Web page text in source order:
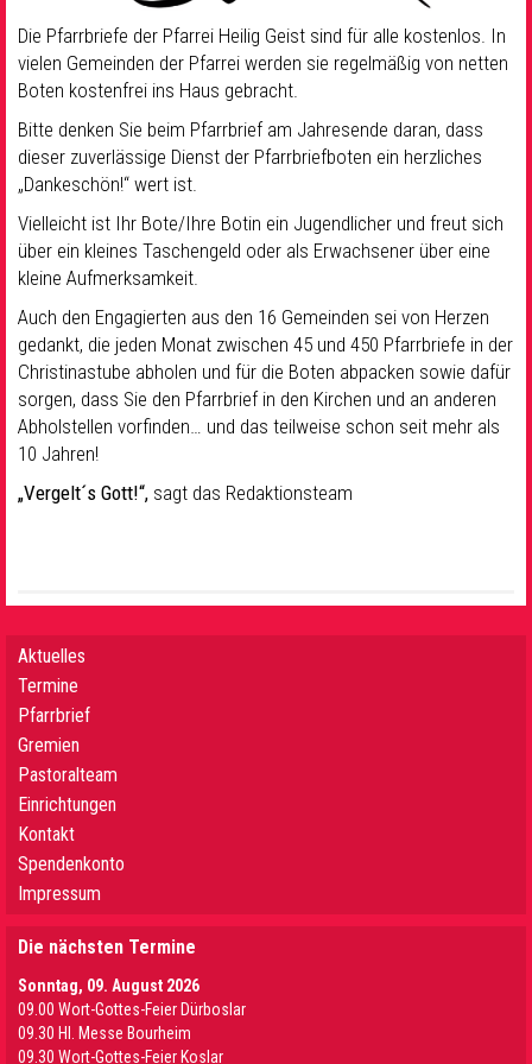
Die Pfarrbriefe der Pfarrei Heilig Geist sind für alle kostenlos. In
vielen Gemeinden der Pfarrei werden sie regelmäßig von netten
Boten kostenfrei ins Haus gebracht.
Bitte denken Sie beim Pfarrbrief am Jahresende daran, dass
dieser zuverlässige Dienst der Pfarrbriefboten ein herzliches
„Dankeschön!“ wert ist.
Vielleicht ist Ihr Bote/Ihre Botin ein Jugendlicher und freut sich
über ein kleines Taschengeld oder als Erwachsener über eine
kleine Aufmerksamkeit.
Auch den Engagierten aus den 16 Gemeinden sei von Herzen
gedankt, die jeden Monat zwischen 45 und 450 Pfarrbriefe in der
Christinastube abholen und für die Boten abpacken sowie dafür
sorgen, dass Sie den Pfarrbrief in den Kirchen und an anderen
Abholstellen vorfinden… und das teilweise schon seit mehr als
10 Jahren!
„Vergelt´s Gott!“, sagt das Redaktionsteam
Aktuelles
Termine
Pfarrbrief
Gremien
Pastoralteam
Einrichtungen
Kontakt
Spendenkonto
Impressum
Die nächsten Termine
Sonntag, 09. August 2026
09.00 Wort-Gottes-Feier Dürboslar
09.30 HI. Messe Bourheim
09.30 Wort-Gottes-Feier Koslar